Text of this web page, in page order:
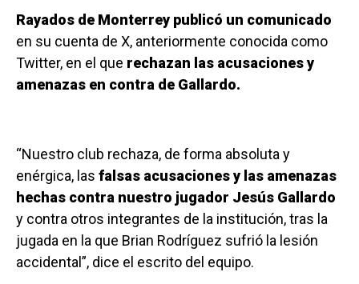
Rayados de Monterrey publicó un comunicado
en su cuenta de X, anteriormente conocida como
Twitter, en el que rechazan las acusaciones y
amenazas en contra de Gallardo.
“Nuestro club rechaza, de forma absoluta y
enérgica, las falsas acusaciones y las amenazas
hechas contra nuestro jugador Jesús Gallardo
y contra otros integrantes de la institución, tras la
jugada en la que Brian Rodríguez sufrió la lesión
accidental”, dice el escrito del equipo.